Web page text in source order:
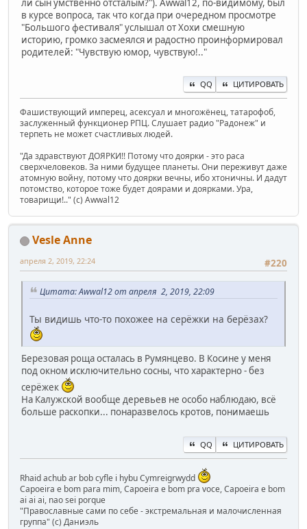
ли сын умственно отсталым?"). Awwal12, по-видимому, был
в курсе вопроса, так что когда при очередном просмотре
"Большого фестиваля" услышал от Хохи смешную
историю, громко засмеялся и радостно проинформировал
родителей: "Чувствую юмор, чувствую!.."
QQ ЦИТИРОВАТЬ
Фашиствующий имперец, асексуал и многожёнец, татарофоб,
заслуженный функционер РПЦ. Слушает радио "Радонеж" и
терпеть не может счастливых людей.
"Да здравствуют ДОЯРКИ!! Потому что доярки - это раса
сверхчеловеков. За ними будущее планеты. Они переживут даже
атомную войну, потому что доярки вечны, ибо хтоничны. И дадут
потомство, которое тоже будет доярами и доярками. Ура,
товарищи!.." (c) Awwal12
Vesle Anne
#220
апреля 2, 2019, 22:24
Цитата: Awwal12 от апреля 2, 2019, 22:09
Ты видишь что-то похожее на серёжки на берёзах?
Березовая роща осталась в Румянцево. В Косине у меня
под окном исключительно сосны, что характерно - без
серёжек
На Калужской вообще деревьев не особо наблюдаю, всё
больше раскопки... понаразвелось кротов, понимаешь
QQ ЦИТИРОВАТЬ
Rhaid achub ar bob cyfle i hybu Cymreigrwydd
Capoeira e bom para mim, Capoeira e bom pra voce, Capoeira e bom
ai ai ai, nao sei porque
"Православные сами по себе - экстремальная и малочисленная
группа" (с) Даниэль